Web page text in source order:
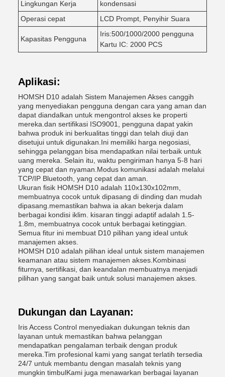
Lingkungan Kerja
kondensasi
Operasi cepat
LCD Prompt, Penyihir Suara
Kapasitas Pengguna
Iris:500/1000/2000 pengguna
Kartu IC: 2000 PCS
Aplikasi:
HOMSH D10 adalah Sistem Manajemen Akses canggih
yang menyediakan pengguna dengan cara yang aman dan
dapat diandalkan untuk mengontrol akses ke properti
mereka.dan sertifikasi ISO9001, pengguna dapat yakin
bahwa produk ini berkualitas tinggi dan telah diuji dan
disetujui untuk digunakan.Ini memiliki harga negosiasi,
sehingga pelanggan bisa mendapatkan nilai terbaik untuk
uang mereka. Selain itu, waktu pengiriman hanya 5-8 hari
yang cepat dan nyaman.Modus komunikasi adalah melalui
TCP/IP Bluetooth, yang cepat dan aman.
Ukuran fisik HOMSH D10 adalah 110x130x102mm,
membuatnya cocok untuk dipasang di dinding dan mudah
dipasang.memastikan bahwa ia akan bekerja dalam
berbagai kondisi iklim. kisaran tinggi adaptif adalah 1.5-
1.8m, membuatnya cocok untuk berbagai ketinggian.
Semua fitur ini membuat D10 pilihan yang ideal untuk
manajemen akses.
HOMSH D10 adalah pilihan ideal untuk sistem manajemen
keamanan atau sistem manajemen akses.Kombinasi
fiturnya, sertifikasi, dan keandalan membuatnya menjadi
pilihan yang sangat baik untuk solusi manajemen akses.
Dukungan dan Layanan:
Iris Access Control menyediakan dukungan teknis dan
layanan untuk memastikan bahwa pelanggan
mendapatkan pengalaman terbaik dengan produk
mereka.Tim profesional kami yang sangat terlatih tersedia
24/7 untuk membantu dengan masalah teknis yang
mungkin timbulKami juga menawarkan berbagai layanan